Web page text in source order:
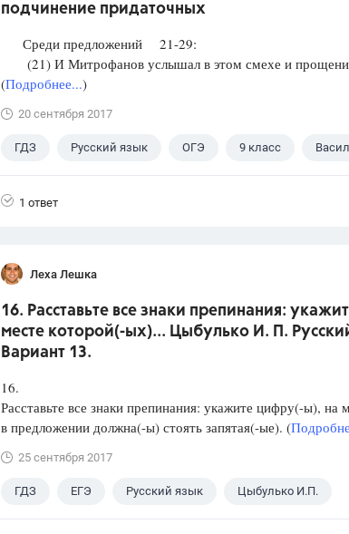
подчинение придаточных
Среди предложений 21-29:
(21) И Митрофанов услышал в этом смехе и прощение
(Подробнее...)
20 сентября 2017
ГДЗ Русский язык ОГЭ 9 класс
1 ответ
Леха Лешка
16. Расставьте все знаки препинания:
месте которой(-ых)... Цыбулько И. П.
Вариант 13.
16.
Расставьте все знаки препинания: укажите цифру(-ы), на
в предложении должна(-ы) стоять запятая(-ые). (
25 сентября 2017
ГДЗ ЕГЭ Русский язык Цыбулько И.П.